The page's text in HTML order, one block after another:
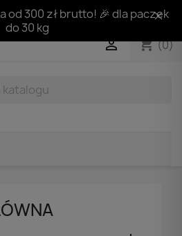
od 300 zł brutto! 🎉 dla paczek
do 30 kg
shopping_cart(0)
